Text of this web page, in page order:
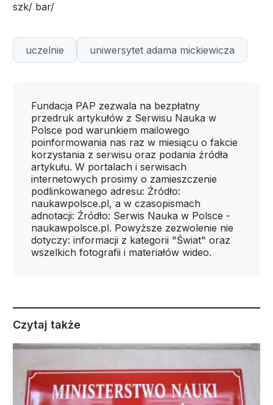
szk/ bar/
uczelnie uniwersytet adama mickiewicza
Fundacja PAP zezwala na bezpłatny
przedruk artykułów z Serwisu Nauka w
Polsce pod warunkiem mailowego
poinformowania nas raz w miesiącu o fakcie
korzystania z serwisu oraz podania źródła
artykułu. W portalach i serwisach
internetowych prosimy o zamieszczenie
podlinkowanego adresu: Źródło:
naukawpolsce.pl, a w czasopismach
adnotacji: Źródło: Serwis Nauka w Polsce -
naukawpolsce.pl. Powyższe zezwolenie nie
dotyczy: informacji z kategorii "Świat" oraz
wszelkich fotografii i materiałów wideo.
Czytaj także